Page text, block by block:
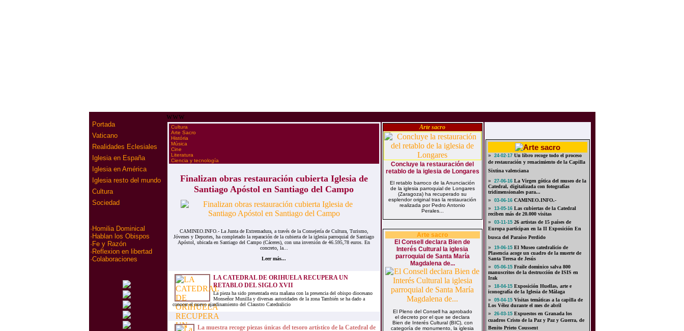
Portada
Vaticano
Realidades Eclesiales
Iglesia en España
Iglesia en América
Iglesia resto del mundo
Cultura
Sociedad
· Homilia Dominical
· Hablan los Obispos
· Fe y Razón
· Reflexion en libertad
·Colaboraciones
www
·Cultura
·Arte Sacro
·História
·Música
·Cine
·Literatura
·Ciencia y tecnología
Finalizan obras restauración cubierta Iglesia de
Santiago Apóstol en Santiago del Campo
CAMINEO.INFO.- La Junta de Extremadura, a través de la Consejería de Cultura, Turismo,
Jóvenes y Deportes, ha completado la reparación de la cubierta de la iglesia parroquial de Santiago
Apóstol, ubicada en Santiago del Campo (Cáceres), con una inversión de 46.595,78 euros. En
concreto, la...
Leer más...
LA CATEDRAL DE ORIHUELA RECUPERA UN
RETABLO DEL SIGLO XVII
La pieza ha sido presentada esta mañana con la presencia del obispo diocesano
Monseñor Munilla y diversas autoridades de la zona También se ha dado a
conocer el nuevo ajardinamiento del Claustro Catedralicio
La muestra recoge piezas únicas del tesoro artístico de la Catedral de
Arte sacro
Concluye la restauración del
retablo de la iglesia de Longares
El retablo barroco de la Anunciación
de la iglesia parroquial de Longares
(Zaragoza) ha recuperado su
esplendor original tras la restauración
realizada por Pedro Antonio
Perales...
Arte sacro
El Consell declara Bien de
Interés Cultural la iglesia
parroquial de Santa María
Magdalena de...
El Pleno del Consell ha aprobado
el decreto por el que se declara
Bien de Interés Cultural (BIC), con
categoría de monumento, la iglesia
» 24-02-17Un libro recoge todo el proceso
de restauración y renacimiento de la Capilla
Sixtina valenciana
»
27-06-16La Virgen gótica del museo de la
Catedral, digitalizada con fotografías
tridimensionales para...
»
03-06-16CAMINEO.INFO.-
»
13-05-16Las cubiertas de la Catedral
reciben más de 20.000 visitas
»
03-11-1526 artistas de 15 países de
Europa participan en la II Exposición En
busca del Paraíso Perdido
»
19-06-15El Museo catedralicio de
Plasencia acoge un cuadro de la muerte de
Santa Teresa de Jesús
»
05-06-15Fraile dominico salva 800
manuscritos de la destrucción de ISIS en
Irak
»
18-04-15Exposición Huellas, arte e
iconografía de la Iglesia de Málaga
»
09-04-15Visitas temáticas a la capilla de
Los Vélez durante el mes de abril
»
26-03-15Expuestos en Granada los
cuadros Cristo de la Paz y Paz y Guerra, de
Benito Prieto Coussent